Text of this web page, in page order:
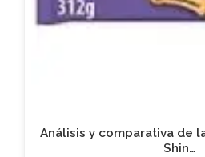
Análisis y comparativa de
Shin…